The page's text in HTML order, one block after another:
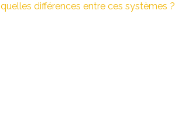
différences entre ces systèmes ?